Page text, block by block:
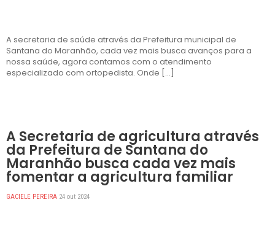
A secretaria de saúde através da Prefeitura municipal de
Santana do Maranhão, cada vez mais busca avanços para a
nossa saúde, agora contamos com o atendimento
especializado com ortopedista. Onde […]
A Secretaria de agricultura através
da Prefeitura de Santana do
Maranhão busca cada vez mais
fomentar a agricultura familiar
GACIELE PEREIRA 24 out 2024